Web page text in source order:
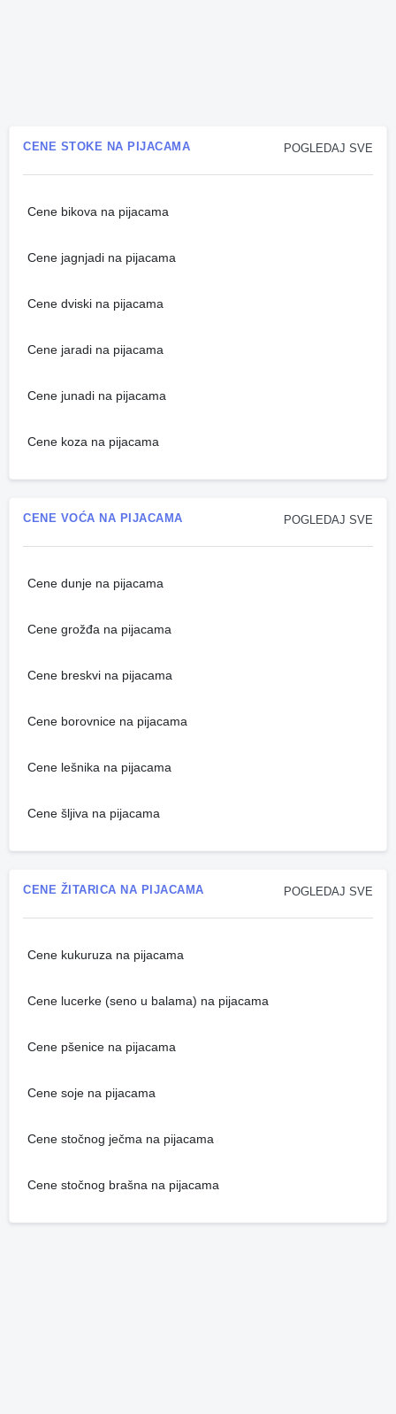
POGLEDAJ SVE
CENE STOKE NA PIJACAMA
Cene bikova na pijacama
Cene jagnjadi na pijacama
Cene dviski na pijacama
Cene jaradi na pijacama
Cene junadi na pijacama
Cene koza na pijacama
POGLEDAJ SVE
CENE VOĆA NA PIJACAMA
Cene dunje na pijacama
Cene grožđa na pijacama
Cene breskvi na pijacama
Cene borovnice na pijacama
Cene lešnika na pijacama
Cene šljiva na pijacama
POGLEDAJ SVE
CENE ŽITARICA NA PIJACAMA
Cene kukuruza na pijacama
Cene lucerke (seno u balama) na pijacama
Cene pšenice na pijacama
Cene soje na pijacama
Cene stočnog ječma na pijacama
Cene stočnog brašna na pijacama